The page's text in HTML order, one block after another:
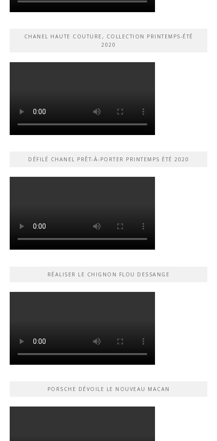
CHANEL HAUTE COUTURE, COLLECTION PRINTEMPS-ÉTÉ
2020
DÉFILÉ CHANEL PRÊT-À-PORTER PRINTEMPS ÉTÉ 2020
RÉALISER LE CHIGNON FLOU DESSANGE
PORSCHE DÉVOILE LE NOUVEAU MACAN